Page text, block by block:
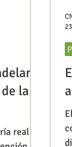
la
realizó